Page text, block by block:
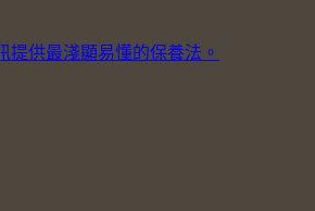
提供最淺顯易懂的保養法。